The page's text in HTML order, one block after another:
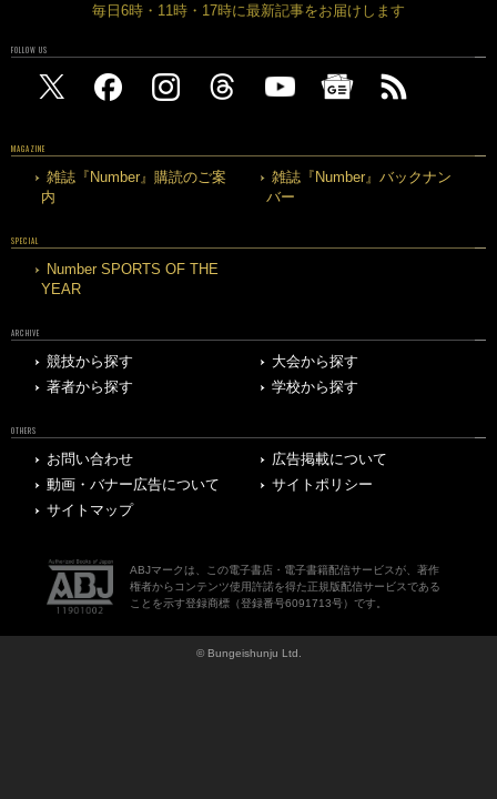
毎日6時・11時・17時に最新記事をお届けします
FOLLOW US
MAGAZINE
雑誌『Number』購読のご案
内
雑誌『Number』バックナン
バー
SPECIAL
Number SPORTS OF THE
YEAR
ARCHIVE
競技から探す
大会から探す
著者から探す
学校から探す
OTHERS
お問い合わせ
広告掲載について
動画・バナー広告について
サイトポリシー
サイトマップ
ABJマークは、この電子書店・電子書籍配信サービスが、著作
権者からコンテンツ使用許諾を得た正規版配信サービスである
ことを示す登録商標（登録番号6091713号）です。
© Bungeishunju Ltd.